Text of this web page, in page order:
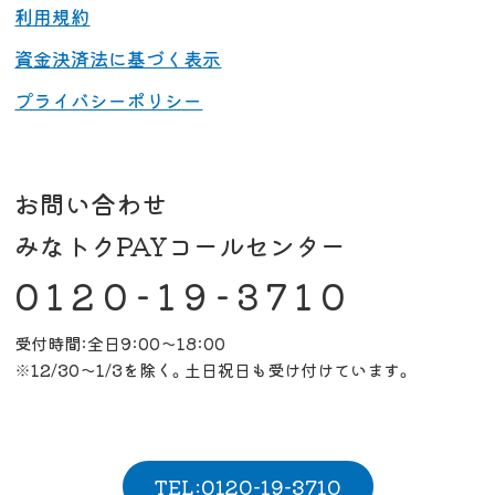
お問い合わせ
みなトクPAYコールセンター
0120-19-3710
受付時間:全日9:00～18:00
※12/30～1/3を除く。土日祝日も受け付けています。
利用規約
資金決済法に基づく表示
プライバシーポリシー
TEL:0120-19-3710